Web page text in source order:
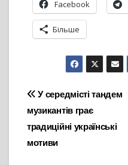
Facebook
Більше
Навігація
записів
У середмісті тандем
музикантів грає
традиційні українські
мотиви